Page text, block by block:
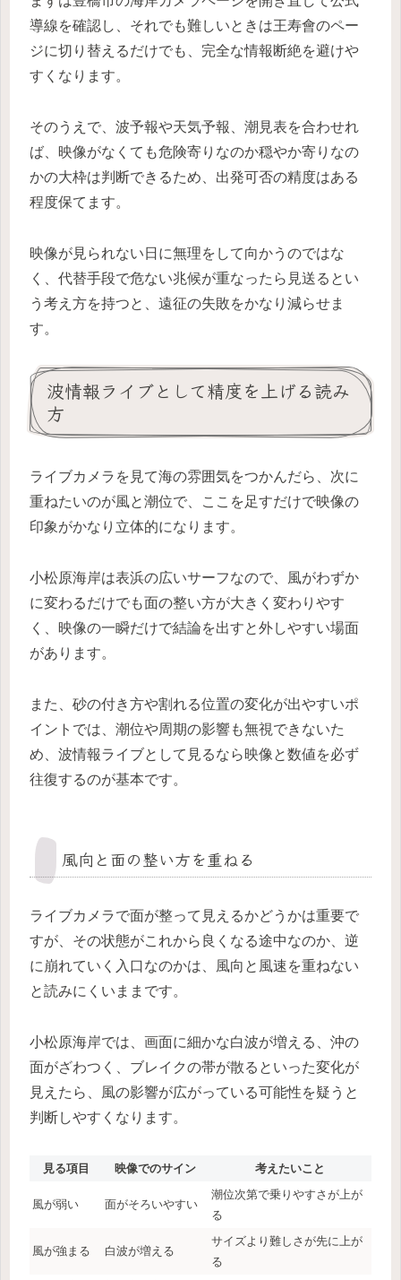
導線を確認し、それでも難しいときは王寿會のペー
ジに切り替えるだけでも、完全な情報断絶を避けや
すくなります。
そのうえで、波予報や天気予報、潮見表を合わせれ
ば、映像がなくても危険寄りなのか穏やか寄りなの
かの大枠は判断できるため、出発可否の精度はある
程度保てます。
映像が見られない日に無理をして向かうのではな
く、代替手段で危ない兆候が重なったら見送るとい
う考え方を持つと、遠征の失敗をかなり減らせま
す。
波情報ライブとして精度を上げる読み
方
ライブカメラを見て海の雰囲気をつかんだら、次に
重ねたいのが風と潮位で、ここを足すだけで映像の
印象がかなり立体的になります。
小松原海岸は表浜の広いサーフなので、風がわずか
に変わるだけでも面の整い方が大きく変わりやす
く、映像の一瞬だけで結論を出すと外しやすい場面
があります。
また、砂の付き方や割れる位置の変化が出やすいポ
イントでは、潮位や周期の影響も無視できないた
め、波情報ライブとして見るなら映像と数値を必ず
往復するのが基本です。
風向と面の整い方を重ねる
ライブカメラで面が整って見えるかどうかは重要で
すが、その状態がこれから良くなる途中なのか、逆
に崩れていく入口なのかは、風向と風速を重ねない
と読みにくいままです。
小松原海岸では、画面に細かな白波が増える、沖の
面がざわつく、ブレイクの帯が散るといった変化が
見えたら、風の影響が広がっている可能性を疑うと
判断しやすくなります。
見る項目 映像でのサイン 考えたいこと
風が弱い 面がそろいやすい
潮位次第で乗りやすさが上が
る
風が強まる 白波が増える
サイズより難しさが先に上が
る